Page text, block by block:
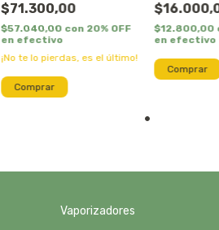
$71.300,00
$57.040,00 con 20% OFF
en efectivo
¡No te lo pierdas, es el último!
$12.800,00
en efectivo
Vaporizadores